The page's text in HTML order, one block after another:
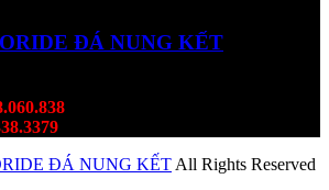
ĐÁ NUNG KẾT
ĐÁ NUNG KẾT All Rights Reserved